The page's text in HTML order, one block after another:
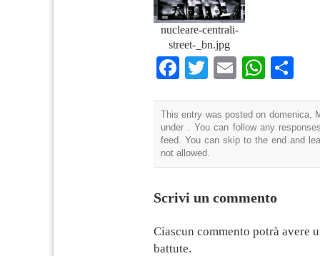
nucleare-centrali-
street-_bn.jpg
Facebook
TwitterEmail
This entry was posted on domenica,
under . You can follow any
feed. You can skip to the end and
not allowed.
Scrivi un commento
Ciascun commento potrà avere
battute.